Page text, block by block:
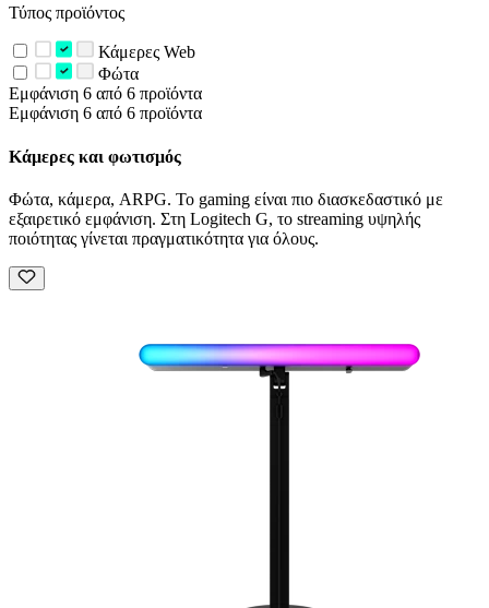
Τύπος προϊόντος
Κάμερες Web
Φώτα
Εμφάνιση 6 από 6 προϊόντα
Εμφάνιση 6 από 6 προϊόντα
Κάμερες και φωτισμός
Φώτα, κάμερα, ARPG. Το gaming είναι πιο διασκεδαστικό με
εξαιρετικό εμφάνιση. Στη Logitech G, το streaming υψηλής
ποιότητας γίνεται πραγματικότητα για όλους.